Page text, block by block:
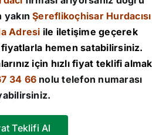
yakınŞereflikoçhisar Hurdacısı
Adresi ile iletişime geçerek
fiyatlarla hemen satabilirsiniz.
için hızlı fiyat teklifi almak
34 66 nolu telefon numarası
Teklifi Al